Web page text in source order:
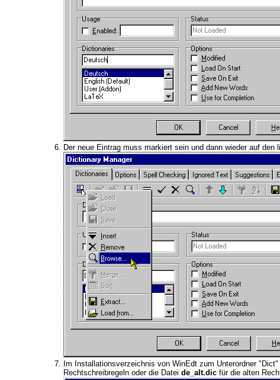
Der neue Eintrag muss markiert sein und dann wieder auf
Im Installationsverzeichnis von WinEdt zum Unterordner
Rechtschreibregeln oder die Dateide_alt.dic für die alten